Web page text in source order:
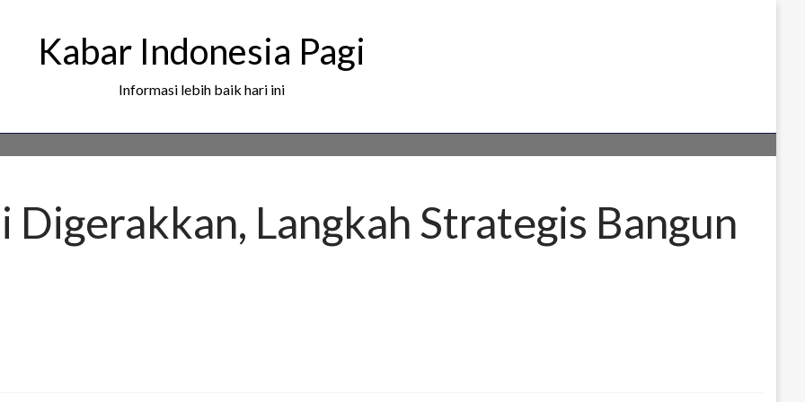
Kabar Indonesia Pagi
Informasi lebih baik hari ini
Langkah Strategis Bangun